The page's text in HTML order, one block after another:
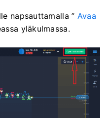
napsauttamalla ” Avaa
yläkulmassa.